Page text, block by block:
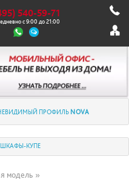
540-59-71
с 9:00 до 21:00
ПРОФИЛЬ NOVA
ШКАФЫ-КУПЕ
модель »